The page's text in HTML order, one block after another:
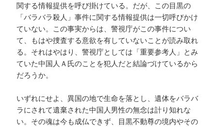
関する情報提供を呼び掛けている。だが、この目黒の
「バラバラ殺人」事件に関する情報提供は一切呼びかけ
ていない。この事実からは、警視庁がこの事件につい
て、もはや捜査する意欲を有していないことが読み取れ
る。それはやはり、警視庁としては「重要参考人」とみ
ていた中国人Ａ氏のことを犯人だと結論づけているから
だろうか。
いずれにせよ、異国の地で生命を落とし、遺体をバラバ
ラにされて遺棄された中国人男性の無念は計り知れな
い。その魂は今も成仏できず、目黒不動尊の境内やその